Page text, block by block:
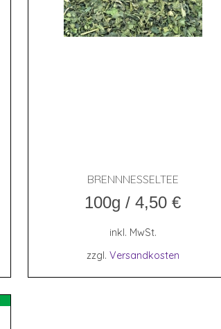
BRENN­NES­SEL­TEE
100g / 4,50 €
inkl. MwSt.
zzgl. Versandkosten